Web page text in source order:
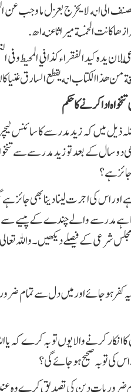
الى انه لا يخرج بعزل ما وجب عن
كانت الخمسة ميراثا عنه اھ.
لان يده كيد الفقراء كذا في المحيط
هذا الكتاب انه يقطع السارق غنيا
ادا کرنے کا حکم
ذیل میں کہ زید مدرسے کا سائنس
دو سال کے بعد تو زید مدرسےسے
ہے؟
اور اس کی اجرت لینا دینا بھی
مدرسے والے چندے کے پیسے سے اس
شرعی کے فیصلے دیکھیں۔ واللہ
کفر ہو جائے اور میں دل سے تمام
کرنے والا یوں تو بہ کرے کہ
کی تو بہ صحیح ہو جائے گی؟